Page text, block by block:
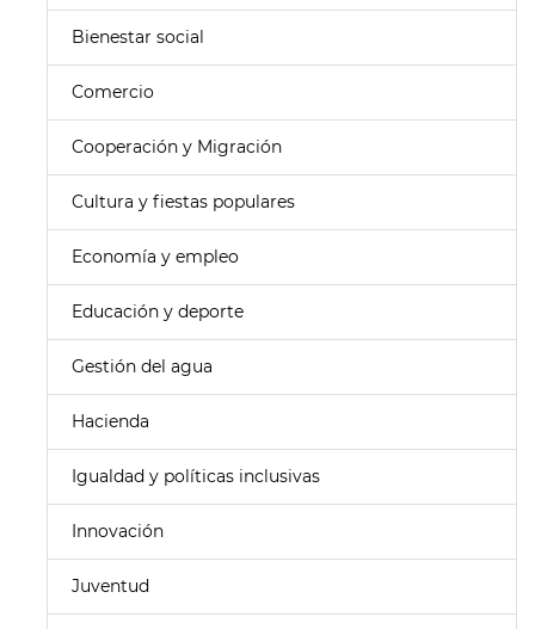
Bienestar social
Comercio
Cooperación y Migración
Cultura y fiestas populares
Economía y empleo
Educación y deporte
Gestión del agua
Hacienda
Igualdad y políticas inclusivas
Innovación
Juventud